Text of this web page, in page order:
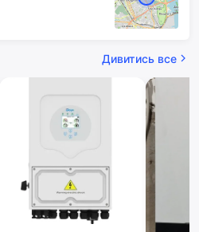
Дивитись все